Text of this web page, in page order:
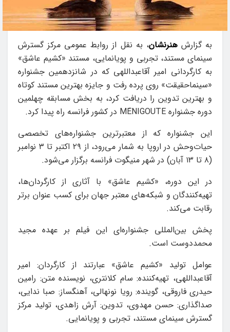
به گزارشهنرنشان، به نقل از روابط عمومی مرکز گسترش
سینمای مستند، تجربی و پویانمایی، مستند «کشیم عاشق»
به کارگردانی امیر آقاعبداللهی که در شانزدهمین جشنواره
«سینماحقیقت» روی پرده رفت و جایزه بهترین مستند کوتاه
و بهترین تدوین را دریافت کرد، به بخش مسابقه چهلمین
دوره جشنواره MÉNIGOUTE در کشور فرانسه راه پیدا کرد.
این جشنواره که از معتبرترین جشنواره‌های تخصصی
حیات‌وحش در اروپا به شمار می‌رود، از ۲۹ اکتبر تا ۳ نوامبر
(۸ تا ۱۳ آبان) در شهر منیگوت فرانسه برگزار می‌شود.
در این دوره، «کشیم عاشق» با آثاری از کارگردان‌ها،
تهیه‌کنندگان و شبکه‌های معتبر جهان برای کسب عنوان برتر
رقابت می‌کند.
پخش بین‌المللی جشنواره‌ای این فیلم بر عهده مجید
محمددوست است.
عوامل تولید «کشیم عاشق» عبارتند از کارگردان: امیر
آقاعبداللهی، تهیه‌کننده: سام کلانتری، نویسنده متن: رامین
حیدری فاروقی، گوینده: رویا نونهالی، آهنگساز: صبا ندایی،
صداگذاری: حسن مهدوی، تدوین: آرش زاهدی، تولید مرکز
گسترش سینمای مستند، تجربی و پویانمایی.